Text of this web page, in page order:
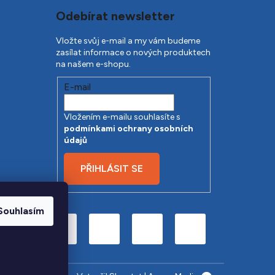
Odebírat newsletter
Vložte svůj e-mail a my vám budeme
zasílat informace o nových produktech
na našem e-shopu.
E-mail
Vložením e-mailu souhlasíte s
podmínkami ochrany osobních
údajů
PŘIHLÁSIT SE